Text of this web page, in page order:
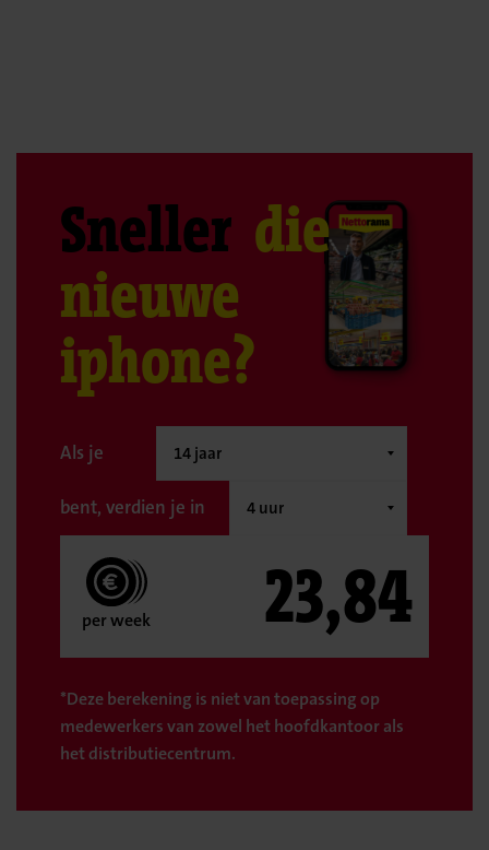
Sneller die
nieuwe
iphone?
Als je
bent, verdien je in
per week 23,84
*Deze berekening is niet van toepassing op
medewerkers van zowel het hoofdkantoor als
het distributiecentrum.